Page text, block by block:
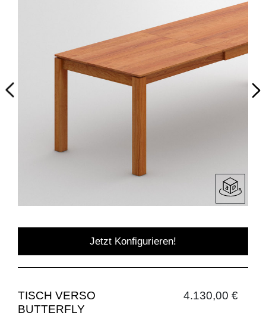
Jetzt Konfigurieren!
TISCH VERSO
BUTTERFLY
4.130,00 €